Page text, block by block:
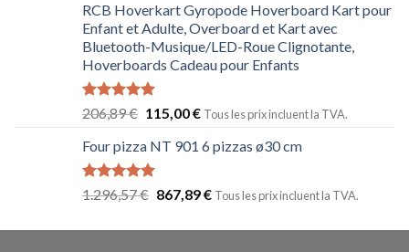
RCB Hoverkart Gyropode Hoverboard Kart pour
Enfant et Adulte, Overboard et Kart avec
Bluetooth-Musique/LED-Roue Clignotante,
Hoverboards Cadeau pour Enfants
Note5.00
sur 5
206,89€ 115,00€ Tous les prix incluent la TVA.
Four pizza NT 901 6 pizzas ø30 cm
Note5.00
1.296,57€ 867,89€ Tous les prix incluent la TVA.